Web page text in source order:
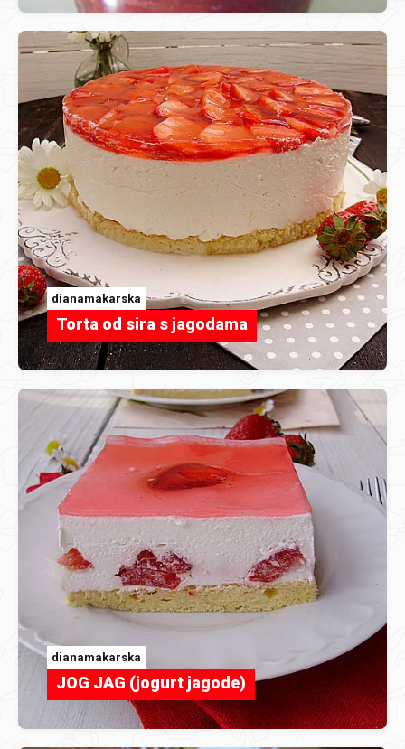
dianamakarska
Torta od sira s jagodama
dianamakarska
JOG JAG (jogurt jagode)